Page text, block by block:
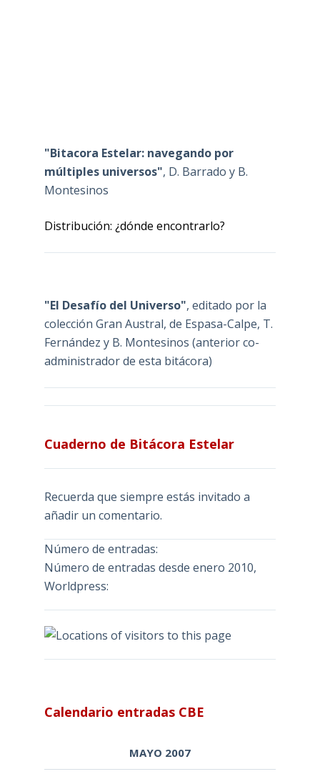
"Bitacora Estelar: navegando por
múltiples universos", D. Barrado y B.
Montesinos
Distribución: ¿dónde encontrarlo?
"El Desafío del Universo", editado por la
colección Gran Austral, de Espasa-Calpe, T.
Fernández y B. Montesinos (anterior co-
administrador de esta bitácora)
Cuaderno de Bitácora Estelar
Recuerda que siempre estás invitado a
añadir un comentario.
Número de entradas:
Número de entradas desde enero 2010,
Worldpress:
Calendario entradas CBE
MAYO 2007